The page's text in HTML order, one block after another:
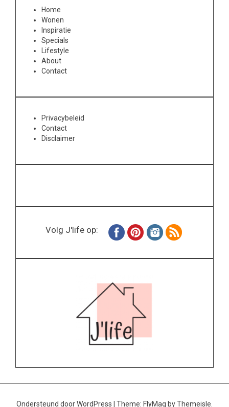
Home
Wonen
Inspiratie
Specials
Lifestyle
About
Contact
Privacybeleid
Contact
Disclaimer
Volg J'life op:
Ondersteund door WordPress Theme: FlyMag by Themeisle.